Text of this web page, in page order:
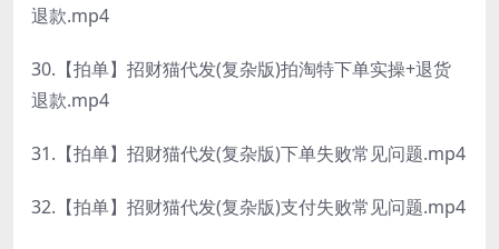
退款.mp4
30.【拍单】招财猫代发(复杂版)拍淘特下单实操+退货
退款.mp4
31.【拍单】招财猫代发(复杂版)下单失败常见问题.mp4
32.【拍单】招财猫代发(复杂版)支付失败常见问题.mp4